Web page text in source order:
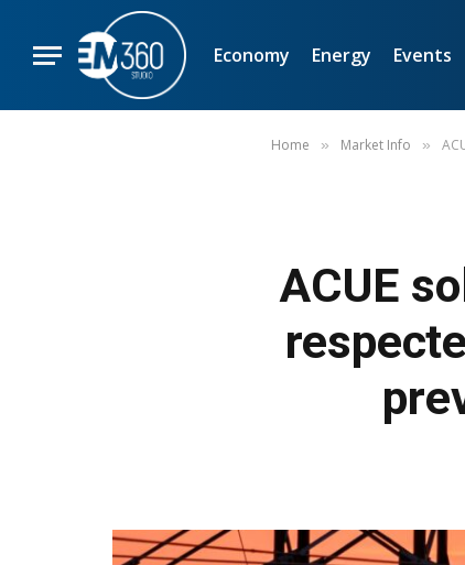
Economy Energy Events
Home » Market Info »
ACUE